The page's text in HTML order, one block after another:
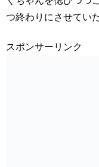
つ終わりにさせてい
スポンサーリンク